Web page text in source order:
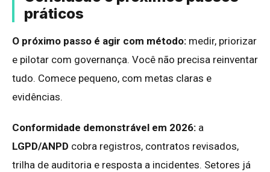
práticos
O próximo passo é agir com método: medir, priorizar
e pilotar com governança. Você não precisa reinventar
tudo. Comece pequeno, com metas claras e
evidências.
Conformidade demonstrável em 2026: a
LGPD/ANPD cobra registros, contratos revisados,
trilha de auditoria e resposta a incidentes. Setores já